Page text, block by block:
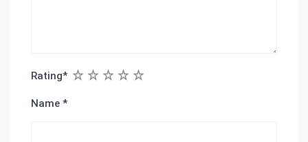
Rating* 5
4
3
2
1
Name *